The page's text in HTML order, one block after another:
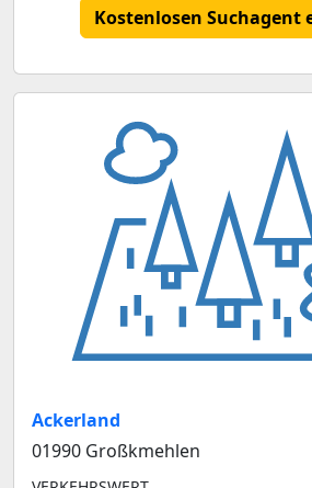
Kostenlosen Suchagent
Ackerland
01990 Großkmehlen